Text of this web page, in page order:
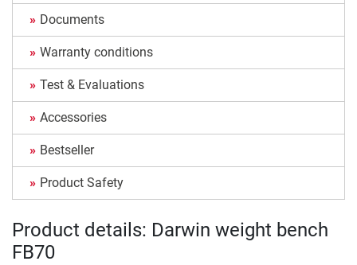
Documents
Warranty conditions
Test & Evaluations
Accessories
Bestseller
Product Safety
Product details: Darwin weight bench
FB70